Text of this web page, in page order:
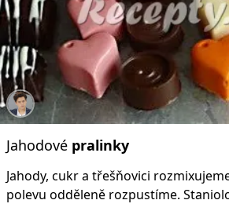
Jahodové pralinky
Jahody, cukr a třešňovici
polevu odděleně rozpustíme.